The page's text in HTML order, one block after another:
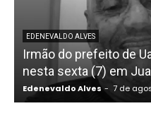
EDENEVALDO ALVES
Irmão do prefeito de
nesta sexta (7) em
Edenevaldo Alves - 7 de